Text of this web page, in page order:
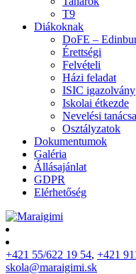
T9
Diákoknak
DoFE –
Érettségi
Felvételi
Házi feladat
ISIC igazolvány
Iskolai étkezde
Nevelési
Osztályzatok
Dokumentumok
Galéria
Állásajánlat
GDPR
Elérhetőség
+421 55/622 19 54, +421
skola@maraigimi.sk